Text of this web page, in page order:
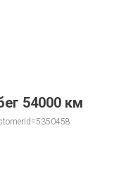
54000 км